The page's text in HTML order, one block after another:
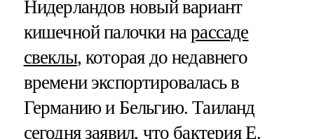
Нидерландов новый вариант
кишечной палочки нарассаде
свеклы, которая до недавнего
времени экспортировалась в
Германию и Бельгию. Таиланд
сегодня заявил, что бактерия E.